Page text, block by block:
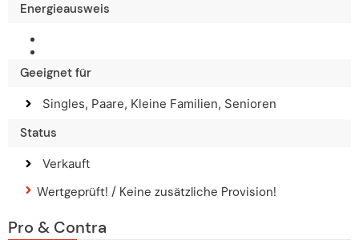
Energieausweis
Geeignet für
Singles, Paare, Kleine Familien, Senioren
Status
Verkauft
Wertgeprüft! / Keine zusätzliche Provision!
Pro & Contra